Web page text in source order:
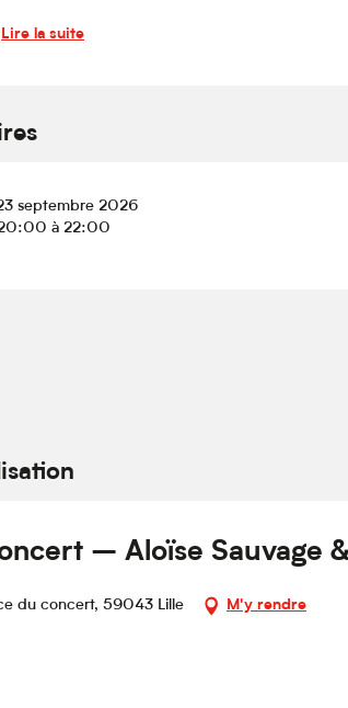
Lire la suite
septembre 2026
à 22:00
– Aloïse Sauvage
du concert, 59043 Lille M'y rendre